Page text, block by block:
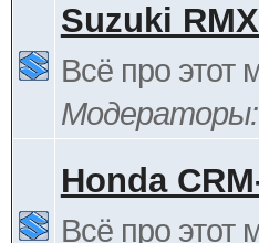
Suzuki
Всё про этот
Honda
Всё про этот